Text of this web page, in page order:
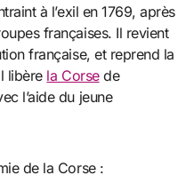
à l’exil en 1769, après
françaises. Il revient
française, et reprend la
libère la Corsede
l’aide du jeune
de la Corse :